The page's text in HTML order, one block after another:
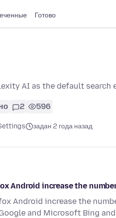
Готово
AI as the default search
2 596
задан 2 года назад
Android increase the
Android increase the
and Microsoft Bing